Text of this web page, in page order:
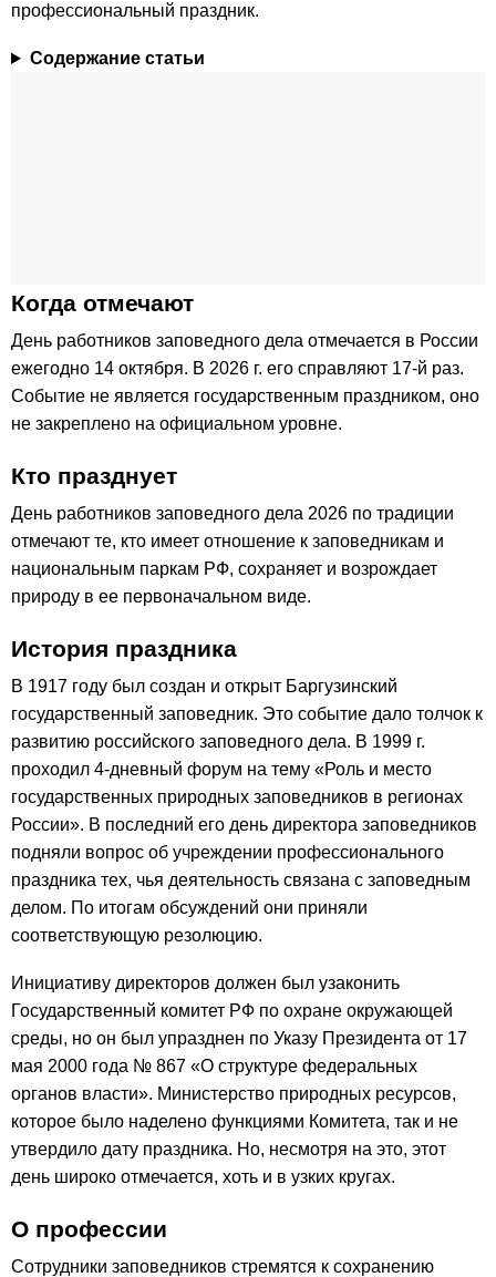
профессиональный праздник.
Содержание статьи
Когда отмечают
День работников заповедного дела отмечается в России
ежегодно 14 октября. В 2026 г. его справляют 17-й раз.
Событие не является государственным праздником, оно
не закреплено на официальном уровне.
Кто празднует
День работников заповедного дела 2026 по традиции
отмечают те, кто имеет отношение к заповедникам и
национальным паркам РФ, сохраняет и возрождает
природу в ее первоначальном виде.
История праздника
В 1917 году был создан и открыт Баргузинский
государственный заповедник. Это событие дало толчок к
развитию российского заповедного дела. В 1999 г.
проходил 4-дневный форум на тему «Роль и место
государственных природных заповедников в регионах
России». В последний его день директора заповедников
подняли вопрос об учреждении профессионального
праздника тех, чья деятельность связана с заповедным
делом. По итогам обсуждений они приняли
соответствующую резолюцию.
Инициативу директоров должен был узаконить
Государственный комитет РФ по охране окружающей
среды, но он был упразднен по Указу Президента от 17
мая 2000 года № 867 «О структуре федеральных
органов власти». Министерство природных ресурсов,
которое было наделено функциями Комитета, так и не
утвердило дату праздника. Но, несмотря на это, этот
день широко отмечается, хоть и в узких кругах.
О профессии
Сотрудники заповедников стремятся к сохранению